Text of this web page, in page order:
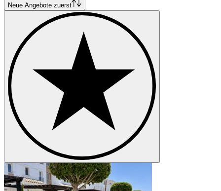
Cadillac DeVille
Cadillac Fleetwood
Cadillac Serie 353
Cadillac Serie 60
Cadillac Serie 62
Cadillac V-16
Cadillac V16
Neue Angebote zuerst